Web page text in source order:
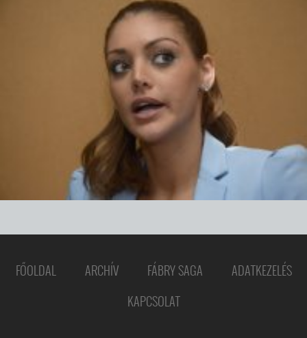
FŐOLDAL ARCHÍV FÁBRY SAGA
ADATKEZELÉS
KAPCSOLAT